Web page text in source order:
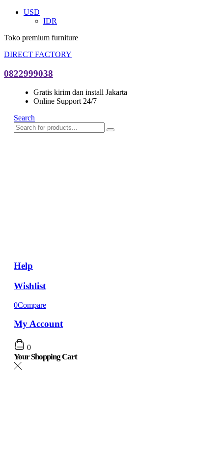
USD
IDR
Toko premium furniture
DIRECT FACTORY
0822999038
Gratis kirim dan install Jakarta
Online Support 24/7
Search
Help
Wishlist
0Compare
My Account
0
Your Shopping Cart